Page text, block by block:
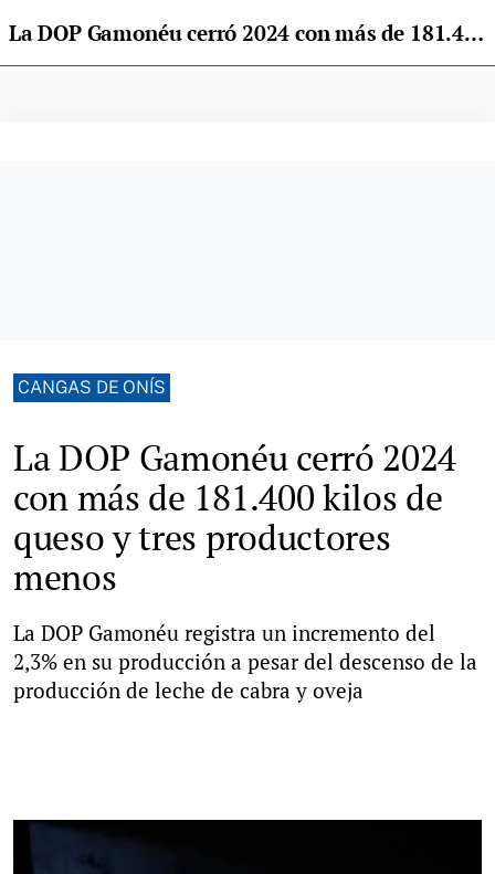
La DOP Gamonéu cerró 2024 con más de 181.400 kilos de queso y tres productores menos
CANGAS DE ONÍS
La DOP Gamonéu cerró 2024
con más de 181.400 kilos de
queso y tres productores
menos
La DOP Gamonéu registra un incremento del
2,3% en su producción a pesar del descenso de la
producción de leche de cabra y oveja